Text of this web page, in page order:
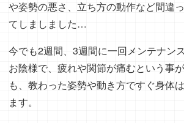
や姿勢の悪さ、立ち方の動作など間違
てしましました…
今でも2週間、3週間に一回メンテナン
お陰様で、疲れや関節が痛むという事
も、教わった姿勢や動き方ですぐ身体
ます。